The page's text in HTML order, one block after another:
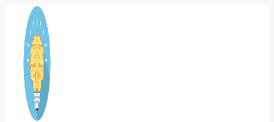
Перейти
содержимому